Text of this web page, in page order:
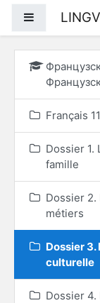
Panel lateral
Français 11
Dossier 1.
famille
Dossier 2.
métiers
Dossier
culturelle
Dossier 4.